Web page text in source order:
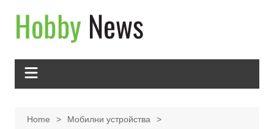
content
Home
Мобилни устройства